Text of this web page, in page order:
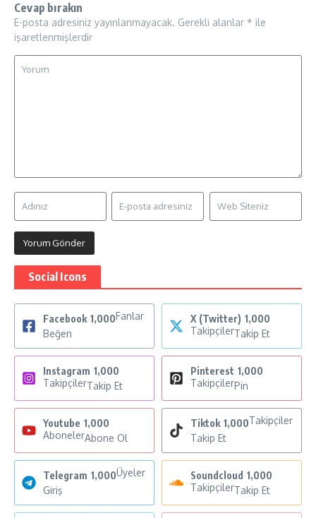
Cevap bırakın
E-posta adresiniz yayınlanmayacak. Gerekli alanlar * ile
işaretlenmişlerdir
Social Icons
Facebook 1,000Fanlar
Beğen
X (Twitter) 1,000
TakipçilerTakip Et
Instagram 1,000
TakipçilerTakip Et
Pinterest 1,000
TakipçilerPin
Youtube 1,000
AbonelerAbone Ol
Tiktok 1,000Takipçiler
Takip Et
Telegram 1,000Üyeler
Giriş
Soundcloud 1,000
TakipçilerTakip Et